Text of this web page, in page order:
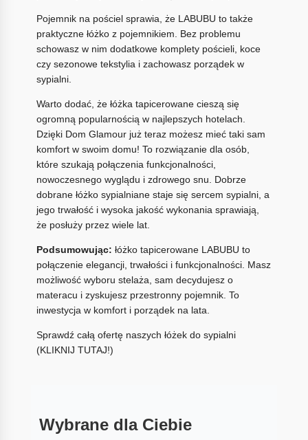
Pojemnik na pościel sprawia, że LABUBU to także
praktyczne łóżko z pojemnikiem. Bez problemu
schowasz w nim dodatkowe komplety pościeli, koce
czy sezonowe tekstylia i zachowasz porządek w
sypialni.
Warto dodać, że łóżka tapicerowane cieszą się
ogromną popularnością w najlepszych hotelach.
Dzięki Dom Glamour już teraz możesz mieć taki sam
komfort w swoim domu! To rozwiązanie dla osób,
które szukają połączenia funkcjonalności,
nowoczesnego wyglądu i zdrowego snu. Dobrze
dobrane łóżko sypialniane staje się sercem sypialni, a
jego trwałość i wysoka jakość wykonania sprawiają,
że posłuży przez wiele lat.
Podsumowując: łóżko tapicerowane LABUBU to
połączenie elegancji, trwałości i funkcjonalności. Masz
możliwość wyboru stelaża, sam decydujesz o
materacu i zyskujesz przestronny pojemnik. To
inwestycja w komfort i porządek na lata.
Sprawdź całą ofertę naszych łóżek do sypialni
(KLIKNIJ TUTAJ!)
Wybrane dla Ciebie